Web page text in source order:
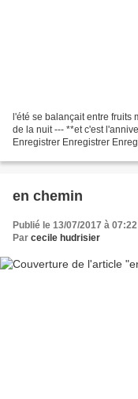
l'été se balançait entre fruits
de la nuit --- **et c'est
Enregistrer Enregistrer
en chemin
Publié le 13/07/2017 à 07:22
Par cecile hudrisier